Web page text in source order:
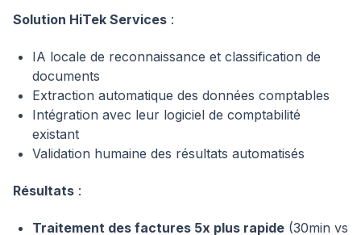
Solution HiTek Services :
IA locale de reconnaissance et classification de
documents
Extraction automatique des données comptables
Intégration avec leur logiciel de comptabilité
existant
Validation humaine des résultats automatisés
Résultats :
Traitement des factures 5x plus rapide (30min vs